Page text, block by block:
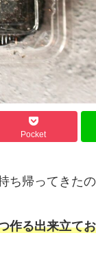
Pocket
帰ってきたの
作る出来立て